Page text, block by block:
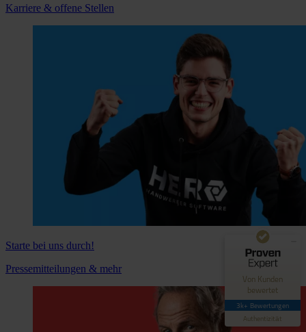
Karriere & offene Stellen
Starte bei uns durch!
Pressemitteilungen & mehr
Von Kunden
bewertet
3k+ Bewertungen
Authentizität
89%
Empfehlungen auf
ProvenExpert.com
GUT
62
Bewertungen auf
ProvenExpert.com
Blick aufs ProvenExpert-Profil werfen